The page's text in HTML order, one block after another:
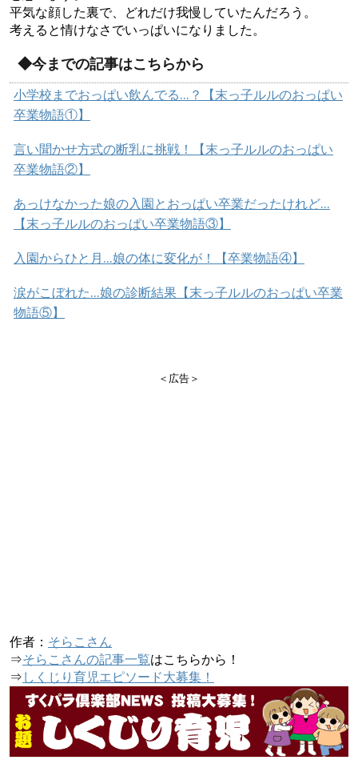
平気な顔した裏で、どれだけ我慢していたんだろう。
考えると情けなさでいっぱいになりました。
◆今までの記事はこちらから
小学校までおっぱい飲んでる…？【末っ子ルルのおっぱい
卒業物語①】
言い聞かせ方式の断乳に挑戦！【末っ子ルルのおっぱい
卒業物語②】
あっけなかった娘の入園とおっぱい卒業だったけれど…
【末っ子ルルのおっぱい卒業物語③】
入園からひと月…娘の体に変化が！【卒業物語④】
涙がこぼれた…娘の診断結果【末っ子ルルのおっぱい卒業
物語⑤】
＜広告＞
作者： そらこさん
⇒そらこさんの記事一覧はこちらから！
⇒ しくじり育児エピソード大募集！